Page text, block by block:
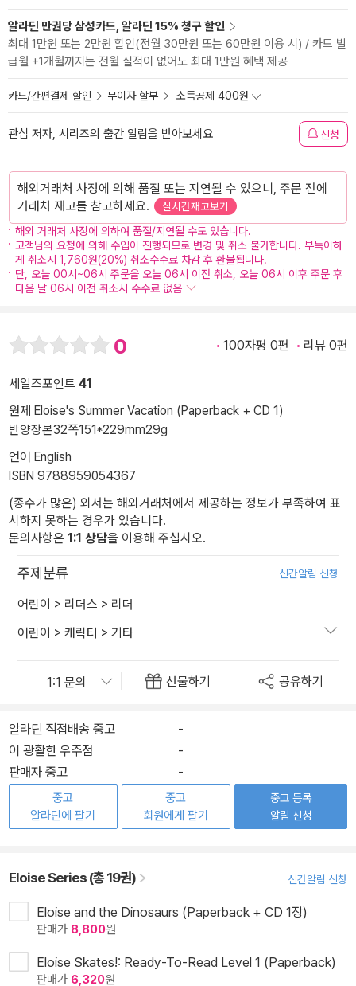
알라딘 만권당 삼성카드, 알라딘 15% 청구 할인
최대 1만원 또는 2만원 할인(전월 30만원 또는 60만원 이용 시) / 카드 발
급월 +1개월까지는 전월 실적이 없어도 최대 1만원 혜택 제공
카드/간편결제 할인 무이자 할부 소득공제 400원
관심 저자, 시리즈의 출간 알림을 받아보세요 신청
해외거래처 사정에 의해 품절 또는 지연될 수 있으니, 주문 전에
거래처 재고를 참고하세요.
실시간재고보기
해외 거래처 사정에 의하여 품절/지연될 수도 있습니다.
고객님의 요청에 의해 수입이 진행되므로 변경 및 취소 불가합니다. 부득이하
게 취소시 1,760원(20%) 취소수수료 차감 후 환불됩니다.
단, 오늘 00시~06시 주문을 오늘 06시 이전 취소, 오늘 06시 이후 주문 후
다음 날 06시 이전 취소시 수수료 없음
0 100자평 0편 리뷰 0편
세일즈포인트 41
원제 Eloise's Summer Vacation (Paperback + CD 1)
반양장본32쪽151*229mm29g
언어 English
ISBN 9788959054367
(종수가 많은) 외서는 해외거래처에서 제공하는 정보가 부족하여 표
시하지 못하는 경우가 있습니다.
문의사항은 1:1 상담을 이용해 주십시오.
주제분류 신간알림 신청
어린이 > 리더스 > 리더
어린이 > 캐릭터 > 기타
선물하기 공유하기
알라딘 직접배송 중고
-
이 광활한 우주점
-
판매자 중고
-
중고
알라딘에 팔기
중고
회원에게 팔기
중고 등록
알림 신청
Eloise Series (총 19권) 신간알림 신청
Eloise and the Dinosaurs (Paperback + CD 1장)
판매가 8,800원
Eloise Skates!: Ready-To-Read Level 1 (Paperback)
판매가 6,320원